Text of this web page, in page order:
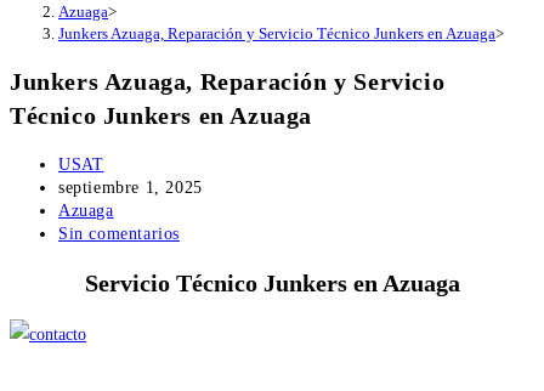
Azuaga>
Junkers Azuaga, Reparación y Servicio Técnico Junkers en Azuaga>
Junkers Azuaga, Reparación y Servicio
Técnico Junkers en Azuaga
Autor
de
la
entrada:
USAT
Publicación
de
la
septiembre 1, 2025
Categoría
de
entrada:
Azuaga
Comentarios
Sin comentarios
Servicio Técnico Junkers en Azuaga